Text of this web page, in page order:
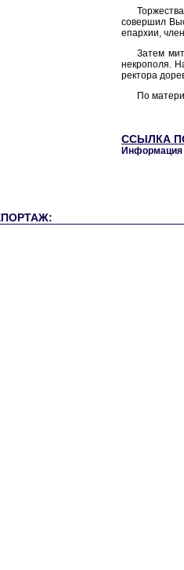
совершил
епархии,
Затем
некрополя.
ректора
По
ССЫЛКА